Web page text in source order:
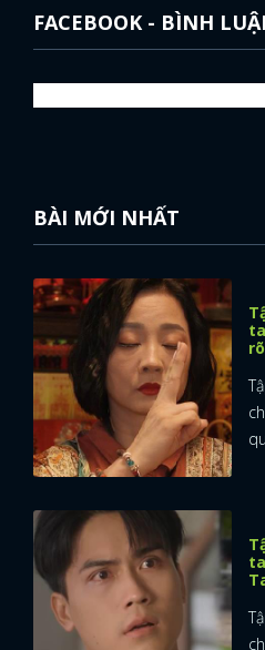
FACEBOOK - BÌNH
BÀI MỚI NHẤT
rõ